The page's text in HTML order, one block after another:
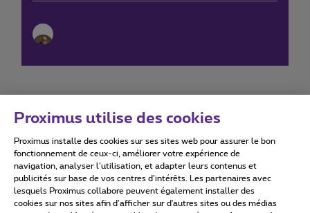
Conditions d'utilisation Accessibility statement
Proximus utilise des cookies
Proximus installe des cookies sur ses sites web pour assurer le bon
fonctionnement de ceux-ci, améliorer votre expérience de
navigation, analyser l’utilisation, et adapter leurs contenus et
publicités sur base de vos centres d’intérêts. Les partenaires avec
lesquels Proximus collabore peuvent également installer des
cookies sur nos sites afin d’afficher sur d'autres sites ou des médias